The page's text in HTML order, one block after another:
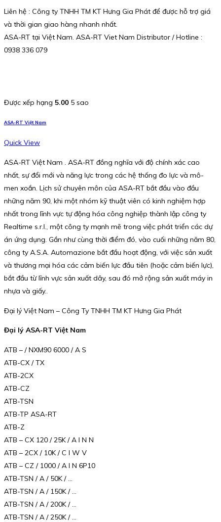
Liên hệ : Công ty TNHH TM KT Hưng Gia Phát để được hỗ trợ giá
và thời gian giao hàng nhanh nhất.
ASA-RT tại Việt Nam. ASA-RT Viet Nam Distributor / Hotline :
0938 336 079
Được xếp hạng 5.00 5 sao
ASA-RT Việt Nam
Quick View
ASA-RT Việt Nam . ASA-RT đồng nghĩa với độ chính xác cao
nhất, sự đổi mới và năng lực trong các hệ thống đo lực và mô-
men xoắn. Lịch sử chuyên môn của ASA-RT bắt đầu vào đầu
những năm 90, khi một nhóm kỹ thuật viên có kinh nghiệm hợp
nhất trong lĩnh vực tự động hóa công nghiệp thành lập công ty
Realtime s.r.l., một công ty mạnh mẽ trong việc phát triển các dự
án ứng dụng. Gần như cùng thời điểm đó, vào cuối những năm 80,
công ty A.S.A. Automazione bắt đầu hoạt động, với việc sản xuất
và thương mại hóa các cảm biến lực đầu tiên (hoặc cảm biến lực),
bắt đầu từ lĩnh vực sản xuất dây, sau đó mở rộng sản xuất máy in
nhựa và giấy..
Đại lý Việt Nam – Công Ty TNHH TM KT Hưng Gia Phát
Đại lý ASA-RT Việt Nam
ATB – / NXM90 6000 / A S
ATB-CX / TX
ATB-2CX
ATB-CZ
ATB-TSN
ATB-TP ASA-RT
ATB-Z
ATB – CX 120 / 25K / A I N N
ATB – 2CX / 10K / C I W V
ATB – CZ / 1000 / A I N 6P10
ATB-TSN / A / 50K / …
ATB-TSN / A / 150K / …
ATB-TSN / A / 200K / …
ATB-TSN / A / 250K / …